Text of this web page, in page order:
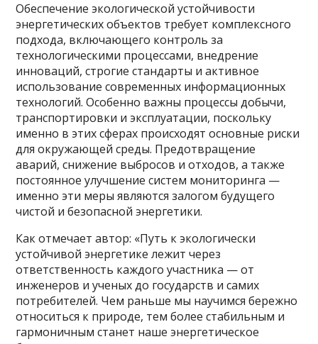
Обеспечение экологической устойчивости
энергетических объектов требует комплексного
подхода, включающего контроль за
технологическими процессами, внедрение
инноваций, строгие стандарты и активное
использование современных информационных
технологий. Особенно важны процессы добычи,
транспортировки и эксплуатации, поскольку
именно в этих сферах происходят основные риски
для окружающей среды. Предотвращение
аварий, снижение выбросов и отходов, а также
постоянное улучшение систем мониторинга —
именно эти меры являются залогом будущего
чистой и безопасной энергетики.
Как отмечает автор: «Путь к экологически
устойчивой энергетике лежит через
ответственность каждого участника — от
инженеров и ученых до государств и самих
потребителей. Чем раньше мы научимся бережно
относиться к природе, тем более стабильным и
гармоничным станет наше энергетическое